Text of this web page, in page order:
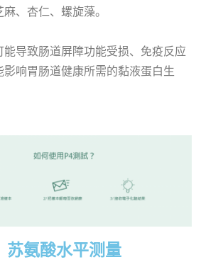
、杏仁、螺旋藻。
能导致肠道屏障功能受损、免疫反应
影响胃肠道健康所需的黏液蛋白生
苏氨酸水平测量